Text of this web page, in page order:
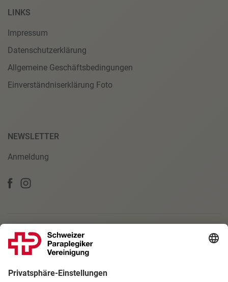
LINKS
Impressum
Datenschutzerklärung
Allgemeine Geschäftsbedingungen
Einverständniserklärung Foto
NEWSLETTER
Anmeldung
PARTNERSCHAFTEN